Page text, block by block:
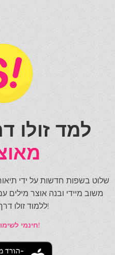
למד זולו
שלוט בשפות חדשות על ידי
משוב מיידי ובנה אוצר מילים
ללמוד זולו דרך עברית היום!
חינמי לשימוש ולהורדה!